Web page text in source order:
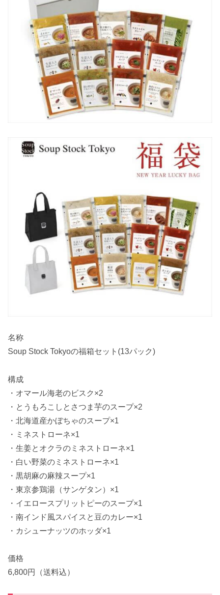
名称
Soup Stock Tokyoの福箱セット(13パック)
構成
・オマール海老のビスク×2
・とうもろこしとさつま芋のスープ×2
・北海道産かぼちゃのスープ×1
・ミネストローネ×1
・生姜とオクラのミネストローネ×1
・白い野菜のミネストローネ×1
・黒胡麻の麻辣スープ×1
・東京参鶏湯（サンゲタン）×1
・イエロースプリットピーのスープ×1
・南インド風スパイスと豆のカレー×1
・カシューナッツのホッダ×1
価格
6,800円（送料込）